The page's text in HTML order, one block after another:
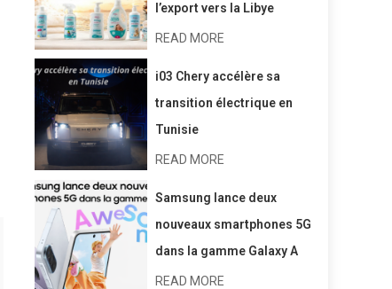
l’export vers la Libye
READ MORE
i03 Chery accélère sa
transition électrique en
Tunisie
READ MORE
Samsung lance deux
nouveaux smartphones 5G
dans la gamme Galaxy A
READ MORE